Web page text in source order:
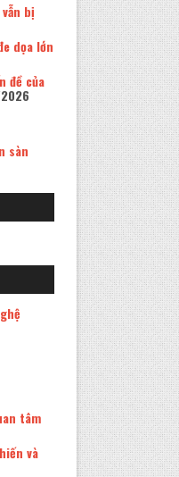
bị
dọa lớn
đề của
sàn
tâm
và